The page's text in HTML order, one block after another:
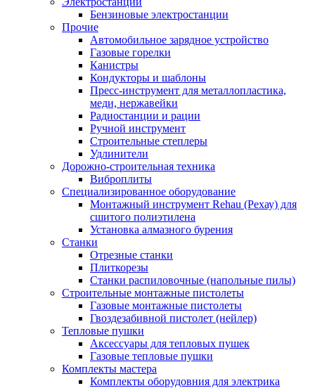
Бензиновые электростанции
Прочие
Автомобильное зарядное устройство
Газовые горелки
Канистры
Кондукторы и шаблоны
Пресс-инструмент для металлопластика,
меди, нержавейки
Радиостанции и рации
Ручной инструмент
Строительные степлеры
Удлинители
Дорожно-строительная техника
Виброплиты
Специализированное оборудование
Монтажный инструмент Rehau (Рехау) для
сшитого полиэтилена
Установка алмазного бурения
Станки
Отрезные станки
Плиткорезы
Станки распиловочные (напольные пилы)
Строительные монтажные пистолеты
Газовые монтажные пистолеты
Гвоздезабивной пистолет (нейлер)
Тепловые пушки
Аксессуары для тепловых пушек
Газовые тепловые пушки
Комплекты мастера
Комплекты оборудовния для электрика